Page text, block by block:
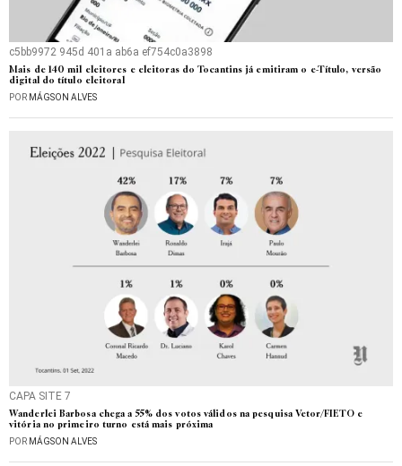
c5bb9972 945d 401a ab6a ef754c0a3898
Mais de 140 mil eleitores e eleitoras do Tocantins já emitiram o e-Título, versão
digital do título eleitoral
POR MÁGSON ALVES
CAPA SITE 7
Wanderlei Barbosa chega a 55% dos votos válidos na pesquisa Vetor/FIETO e
vitória no primeiro turno está mais próxima
POR MÁGSON ALVES